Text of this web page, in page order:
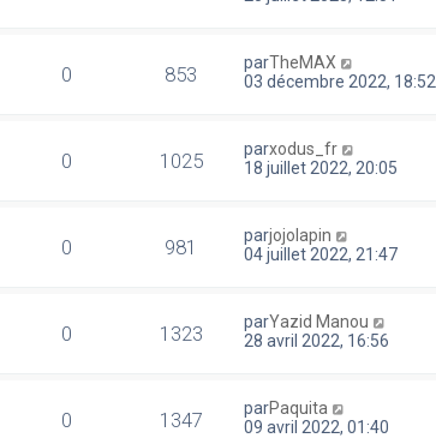
0 853 parTheMAX
03 décembre 2022, 18:52
0 1025 parxodus_fr
18 juillet 2022, 20:05
0 981 parjojolapin
04 juillet 2022, 21:47
0 1323 parYazid Manou
28 avril 2022, 16:56
0 1347 parPaquita
09 avril 2022, 01:40